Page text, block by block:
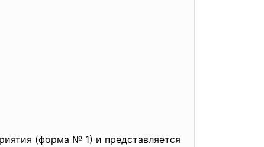
(форма № 1) и представляется